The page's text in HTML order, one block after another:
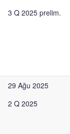
3 Q 2025 prelim.
29 Ağu 2025
2 Q 2025